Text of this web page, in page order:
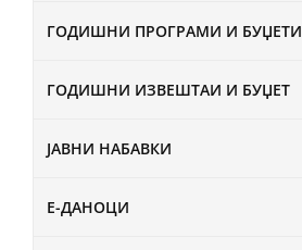
ГОДИШНИ ПРОГРАМИ И БУЏЕТИ
ГОДИШНИ ИЗВЕШТАИ И БУЏЕТ
ЈАВНИ НАБАВКИ
Е-ДАНОЦИ